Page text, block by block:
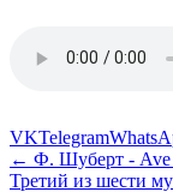
VKTelegram
← Ф. Шуберт - Ave
Третий из шести